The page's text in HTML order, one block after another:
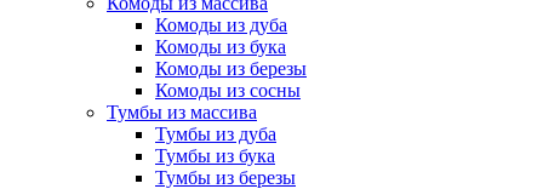
Комоды из дуба
Комоды из бука
Комоды из березы
Комоды из сосны
Тумбы из массива
Тумбы из дуба
Тумбы из бука
Тумбы из березы